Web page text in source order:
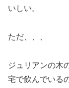
いしい。
ただ、、、
ジュリアンの木
宅で飲んでいる